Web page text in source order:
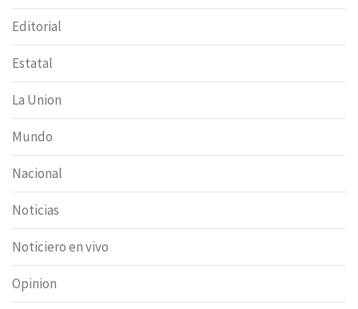
Editorial
Estatal
La Union
Mundo
Nacional
Noticias
Noticiero en vivo
Opinion